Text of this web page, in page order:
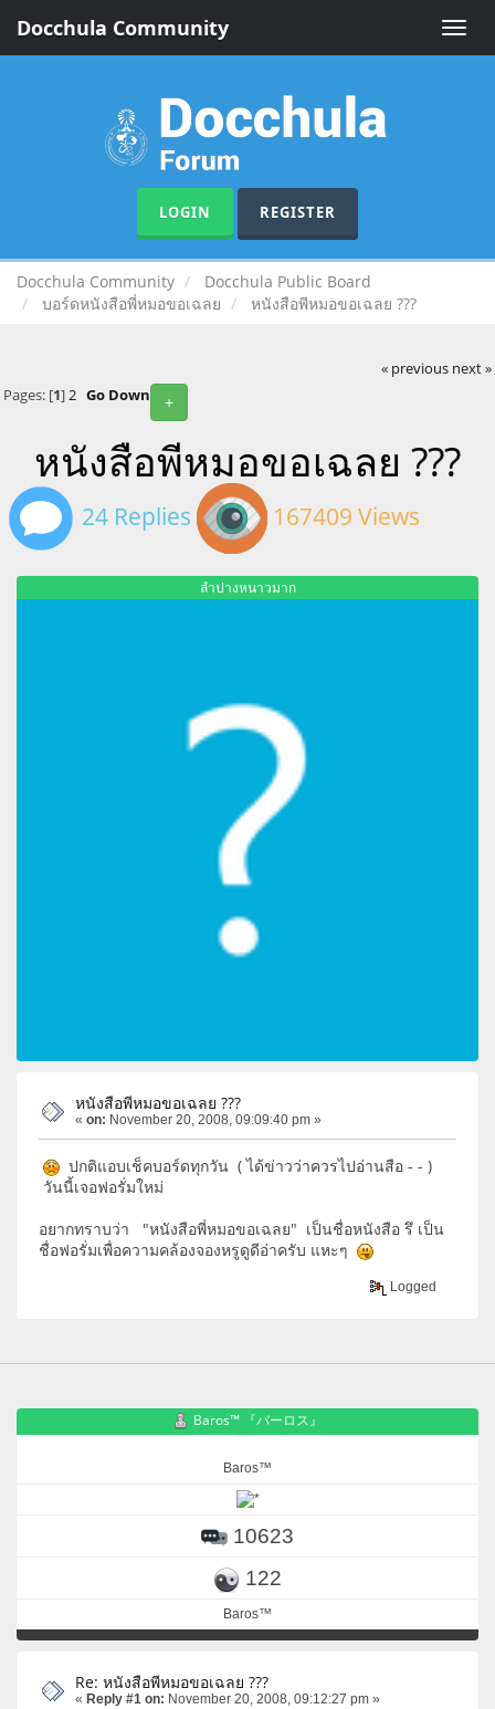
Toggle
Docchula Community
LOGIN REGISTER
Docchula Community
Docchula Public Board
บอร์ดหนังสือพี่หมอขอเฉลย
หนังสือพีหมอขอเฉลย ???
« previous next »
+
Pages: [1]2 Go Down
หนังสือพีหมอขอเฉลย ???
24 Replies 167409 Views
ลำปางหนาวมาก
หนังสือพีหมอขอเฉลย ???
« on: November 20, 2008, 09:09:40 pm »
ปกติแอบเช็คบอร์ดทุกวัน ( ได้ข่าวว่าควรไปอ่านสือ - - )
วันนี้เจอฟอรั่มใหม่
อยากทราบว่า "หนังสือพี่หมอขอเฉลย" เป็นชื่อหนังสือ รึ เป็น
ชื่อฟอรั่มเพื่อความคล้องจองหรูดูดีอ่าครับ แหะๆ
Logged
Baros™ 『バーロス』
Baros™
10623
122
Baros™
Re: หนังสือพีหมอขอเฉลย ???
« Reply #1 on: November 20, 2008, 09:12:27 pm »